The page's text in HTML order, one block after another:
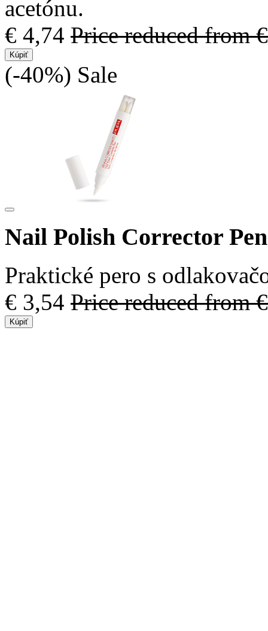
acetónu.
€ 4,74 Price reduced from
Kúpiť
(-40%) Sale
Nail Polish Corrector Pen
Praktické pero s
€ 3,54 Price reduced from
Kúpiť